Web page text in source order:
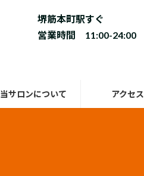
堺筋本町駅すぐ
営業時間 11:00-24:00
当サロンについて アクセス